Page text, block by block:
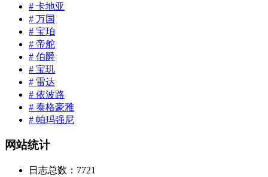
# 卡地亚
# 万国
# 宝珀
# 帝舵
# 伯爵
# 宝玑
# 雷达
# 依波路
# 泰格豪雅
# 帕玛强尼
网站统计
日志总数： 7721